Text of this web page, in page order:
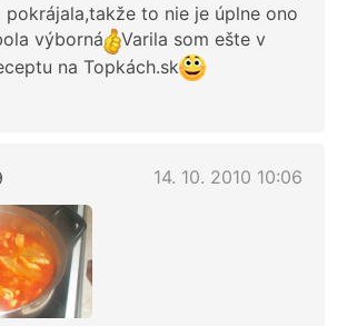
pokrájala,takže to nie je úplne ono
výborná
Varila som ešte v
na Topkách.sk
14. 10. 2010 10:06